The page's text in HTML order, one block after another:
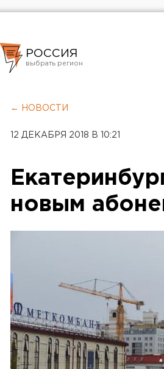
РОССИЯ
Челябинск
← НОВОСТИ
12 ДЕКАБРЯ 2018 В 10:21
новым